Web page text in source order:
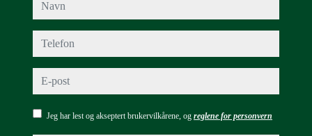
telefon
e-post
Jeg har lest og akseptert brukervilkårene, og reglene for personvern